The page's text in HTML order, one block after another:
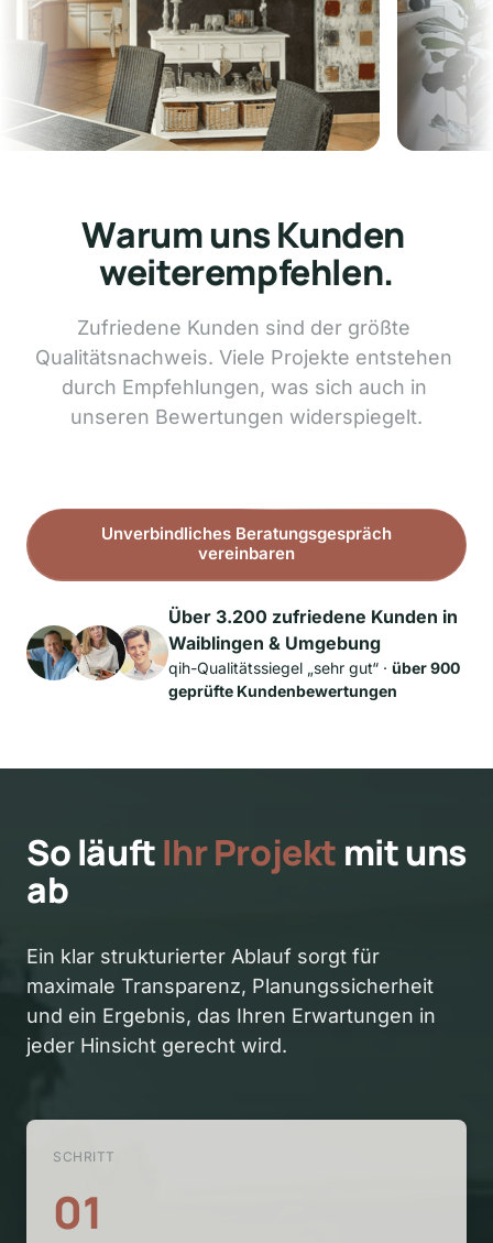
Fugenloses Bad
📍 Esslingen
Warum uns Kunden
weiterempfehlen.
Zufriedene Kunden sind der
Qualitätsnachweis. Viele Projekte
durch Empfehlungen, was sich auch
unseren Bewertungen widerspiegelt.
Unverbindliches Beratungsgespräch
vereinbaren
Über 3.200 zufriedene Kunden in
Waiblingen & Umgebung
qih-Qualitätssiegel „sehr gut“ · über 900
geprüfte Kundenbewertungen
So läuft IhrProjekt mit uns
ab
Ein klar strukturierter Ablauf sorgt für
maximale Transparenz, Planungssicherheit
und ein Ergebnis, das Ihren Erwartungen in
jeder Hinsicht gerecht wird.
SCHRITT
01